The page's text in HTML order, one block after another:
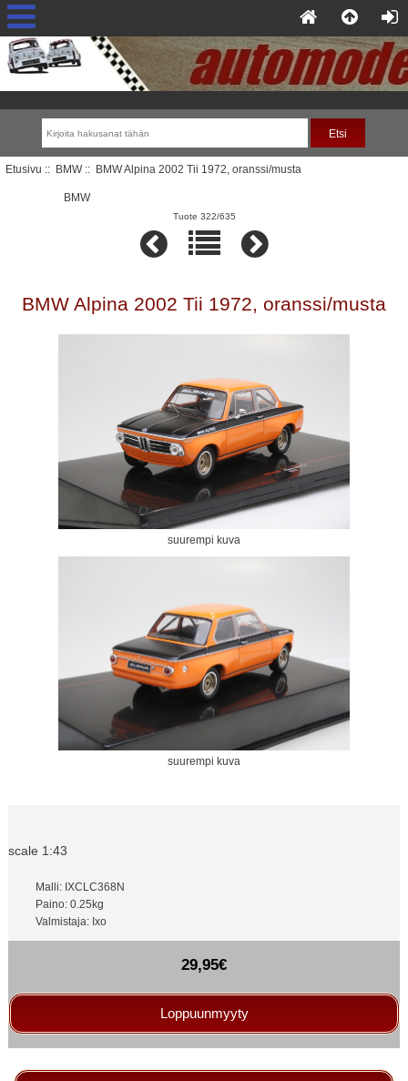
Etusivu :: BMW:: BMW Alpina 2002 Tii 1972, oranssi/musta
BMW
Tuote 322/635
BMW Alpina 2002 Tii 1972, oranssi/musta
suurempi kuva
suurempi kuva
scale 1:43
Malli: IXCLC368N
Paino: 0.25kg
Valmistaja: Ixo
29,95€
Loppuunmyyty